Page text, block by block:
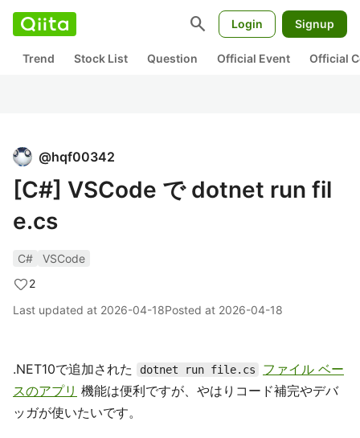
search Login Signup
Trend Stock List Question Official Event Official
@hqf00342
[C#] VSCode で dotnet run fil
e.cs
C#
VSCode
2
Last updated at 2026-04-18Posted at 2026-04-18
.NET10で追加された dotnet run file.cs
ファイル ベー
スのアプリ 機能は便利ですが、やはりコード補完やデバ
ッガが使いたいです。